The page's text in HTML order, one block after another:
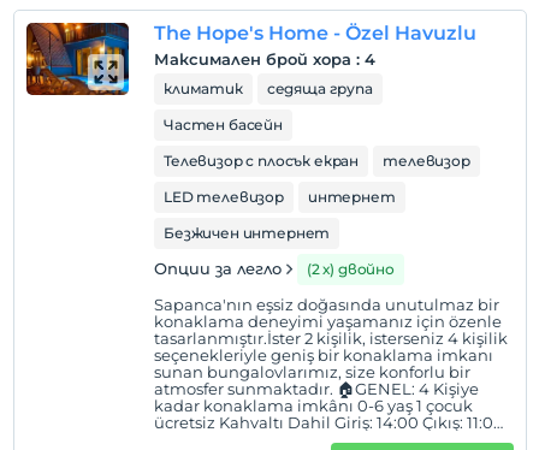
🏊🏻‍♂️EĞLENCE: Özel havuz ( Havuzunda
Isıtma Yoktur ) 🍀BAHÇE: Dağ manzarası
Veranda- Avlu Barbekü imkanı
The Hope's Home - Özel Havuzlu
Максимален брой хора : 4
климатик
седяща група
Частен басейн
Телевизор с плосък екран
телевизор
LED телевизор
интернет
Безжичен интернет
Опции за легло (2 х) двойно
Sapanca'nın eşsiz doğasında unutulmaz bir
konaklama deneyimi yaşamanız için özenle
tasarlanmıştır.İster 2 kişilik, isterseniz 4 kişilik
seçenekleriyle geniş bir konaklama imkanı
sunan bungalovlarımız, size konforlu bir
atmosfer sunmaktadır. 🏠GENEL: 4 Kişiye
kadar konaklama imkânı 0-6 yaş 1 çocuk
ücretsiz Kahvaltı Dahil Giriş: 14:00 Çıkış: 11:00
🏕YAŞAM ALANI: Oturma grubu Klima Smart